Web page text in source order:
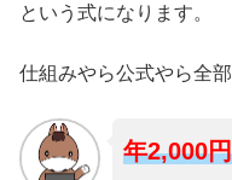
という式になります。
仕組みやら公式やら全
年2,000